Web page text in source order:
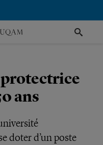
protectrice
ans
doter d’un poste